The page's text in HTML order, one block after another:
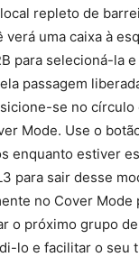
repleto de
uma caixa à
para selecioná-la
passagem
se no círculo
Mode. Use o
enquanto estiver
para sair desse
no Cover Mode
o próximo grupo
lo e facilitar o seu